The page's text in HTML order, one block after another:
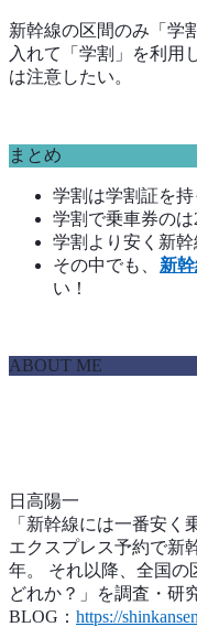
新幹線の区間のみ「学
入れて「学割」を利用
は注意したい。
まとめ
学割は学割証を持
学割で乗車券のは
学割より安く新
その中でも、
新
い！
ABOUT ME
日高陽一
「新幹線には一番安く
エクスプレス予約で新
年。 それ以降、全国の
どれか？」を調査・研
BLOG： https://